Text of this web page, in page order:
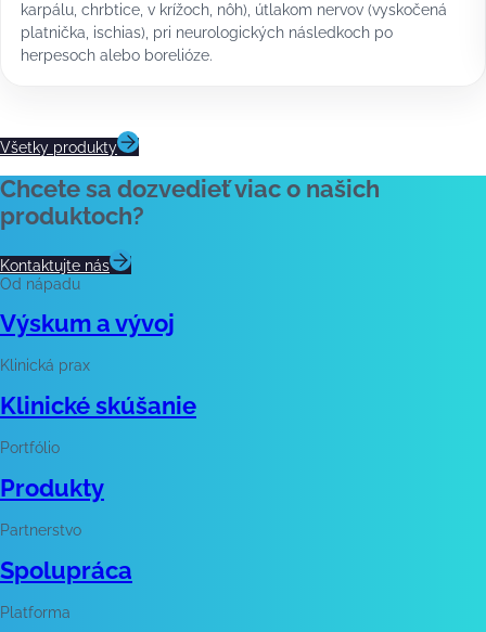
karpálu, chrbtice, v krížoch, nôh), útlakom nervov (vyskočená
platnička, ischias), pri neurologických následkoch po
herpesoch alebo borelióze.
Všetky produkty
Chcete sa dozvedieť viac o našich
produktoch?
Kontaktujte nás
Od nápadu
Výskum a vývoj
Klinická prax
Klinické skúšanie
Portfólio
Produkty
Partnerstvo
Spolupráca
Platforma